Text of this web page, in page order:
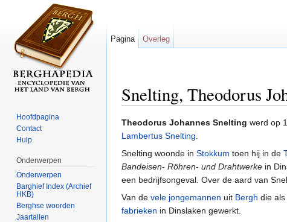
Snelting, Theodorus
Theodorus Johannes Snelting werd op
Lambertus Snelting.
Snelting woonde in Stokkum toen hij in de
Bandeisen- Röhren- und Drahtwerke in
een bedrijfsongeval. Over de aard van
Van de vele jongemannen uit Bergh die
fabrieken in Dinslaken gewerkt.
Pagina Overleg
Hoofdpagina
Contact
Hulp
Onderwerpen
Onderwerpen
Barghief Index (Archief
HKB)
Berghse woorden
Jaartallen